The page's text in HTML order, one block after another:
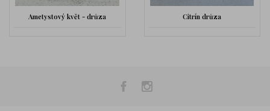
Citrín drůza Křišťálová